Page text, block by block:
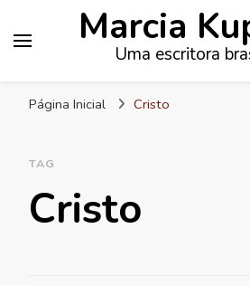
Marcia
Uma escritora
Página Inicial Cristo
TAG
Cristo